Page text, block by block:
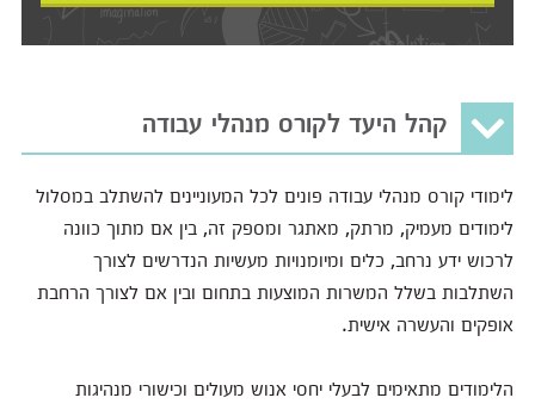
קהל היעד לקורס מנהלי עבודה
לימודי קורס מנהלי עבודה פונים לכל המעוניינים להשתלב במסלול
לימודים מעמיק, מרתק, מאתגר ומספק זה, בין אם מתוך כוונה
לרכוש ידע נרחב, כלים ומיומנויות מעשיות הנדרשים לצורך
השתלבות בשלל המשרות המוצעות בתחום ובין אם לצורך הרחבת
אופקים והעשרה אישית.
הלימודים מתאימים לבעלי יחסי אנוש מעולים וכישורי מנהיגות